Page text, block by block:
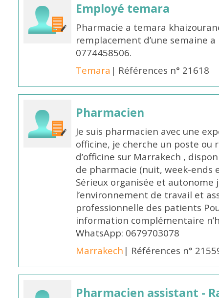
Employé temara
Pharmacie a temara
remplacement d’une semaine
0774458506.
Temara | Références n° 21618
Pharmacien
Je suis pharmacien avec une
officine, je cherche un poste
d’officine sur Marrakech ,
de pharmacie (nuit, week-ends
Sérieux organisée et autonome
l’environnement de travail et
professionnelle des patients
information complémentaire
WhatsApp: 0679703078
Marrakech | Références n°
Pharmacien assistant -